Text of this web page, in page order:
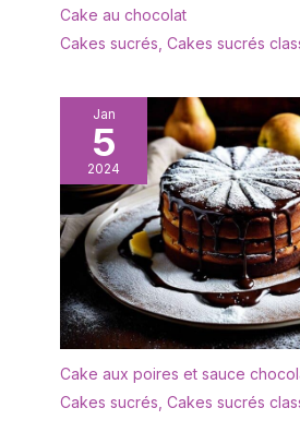
des
Lavable
Vaisselle
lisse de
les
facile à la
lave-
pratique
les
soirées
en acier
adaptée
mariage,
l'hôtel,
pour
gâteaux,
des
sont non
sans
goût
pouvez
Cake au chocolat
Cakes sucrés Cakes sucrés
Jan
5
2024
Cake aux poires et sauce
Cakes sucrés Cakes sucrés